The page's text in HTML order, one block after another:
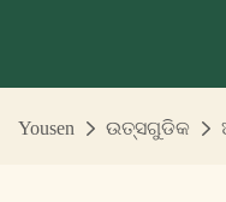
Yousen ଉତ୍ସଗୁଡିକ